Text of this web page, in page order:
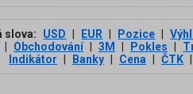
slova: USD EUR Pozice
Obchodování 3М Pokles
Indikátor
Banky Cena ČTK